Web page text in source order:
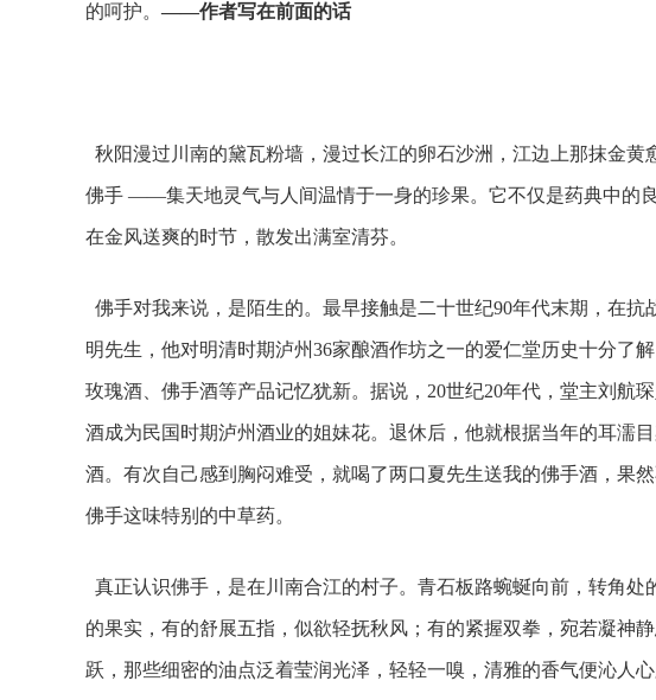
的呵护。 ——作者写在前面的话
秋阳漫过川南的黛瓦粉墙，漫过长江的卵石沙洲，江边上那抹金
佛手 ——集天地灵气与人间温情于一身的珍果。它不仅是药典中的
在金风送爽的时节，散发出满室清芬。
佛手对我来说，是陌生的。最早接触是二十世纪90年代末期，在
明先生，他对明清时期泸州36家酿酒作坊之一的爱仁堂历史十分了
玫瑰酒、佛手酒等产品记忆犹新。据说，20世纪20年代，堂主刘航
酒成为民国时期泸州酒业的姐妹花。退休后，他就根据当年的耳濡
酒。有次自己感到胸闷难受，就喝了两口夏先生送我的佛手酒，果
佛手这味特别的中草药。
真正认识佛手，是在川南合江的村子。青石板路蜿蜒向前，转角
的果实，有的舒展五指，似欲轻抚秋风；有的紧握双拳，宛若凝神
跃，那些细密的油点泛着莹润光泽，轻轻一嗅，清雅的香气便沁人